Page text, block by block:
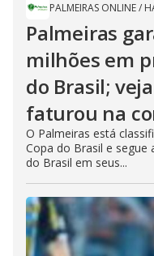
PALMEIRAS ONLINE/
Palmeiras
milhões em
do Brasil;
faturou na
O Palmeiras está
Copa do Brasil e segue
do Brasil em seus...